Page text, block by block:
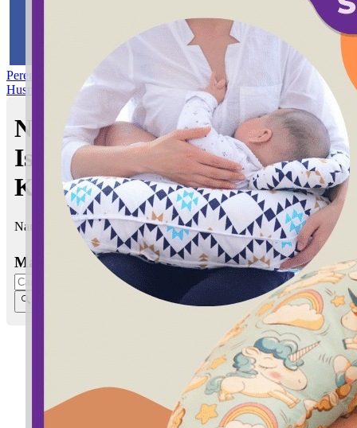
Perempuan Nama Pilihan Nama Gabungan Nama Rasul
Asma’ul
Husna
Mom's Club
Nama Anak Perempuan
Islam bermula dengan Huruf
K
Nama anak perempuan yang membawa maksud yang baik.
Masukkan Nama: